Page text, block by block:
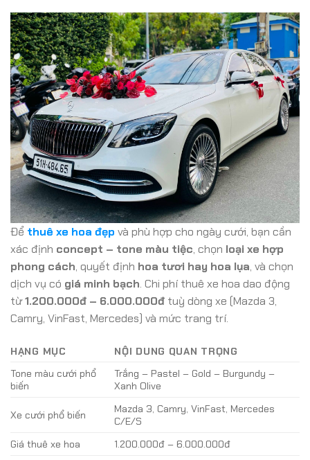
Để thuê xe hoa đẹp và phù hợp cho ngày cưới, bạn cần
xác định concept – tone màu tiệc, chọn loại xe hợp
phong cách, quyết định hoa tươi hay hoa lụa, và chọn
dịch vụ có giá minh bạch. Chi phí thuê xe hoa dao động
từ1.200.000đ – 6.000.000đ tuỳ dòng xe (Mazda 3,
Camry, VinFast, Mercedes) và mức trang trí.
HẠNG MỤC
NỘI DUNG QUAN TRỌNG
Tone màu cưới phổ
biến
Trắng – Pastel – Gold – Burgundy –
Xanh Olive
Xe cưới phổ biến
Mazda 3, Camry, VinFast, Mercedes
C/E/S
Giá thuê xe hoa
1.200.000đ – 6.000.000đ